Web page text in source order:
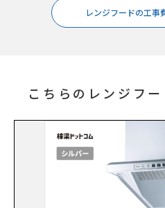
レンジフードの工事
こちらのレンジフ